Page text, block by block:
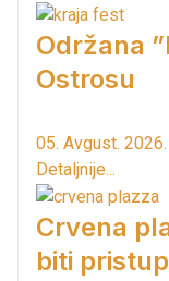
Održana
Ostrosu
05. Avgust. 2026.
Detaljnije...
Crvena
biti